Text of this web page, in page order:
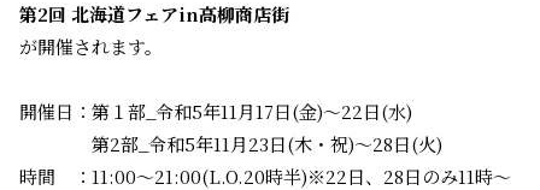
第2回 北海道フェアin高柳商店街
が開催されます。
開催日：第１部_令和5年11月17日(金)～22日(水)
第2部_令和5年11月23日(木・祝)～28日(火)
時間 ：11:00～21:00(L.O.20時半)※22日、28日のみ11時～